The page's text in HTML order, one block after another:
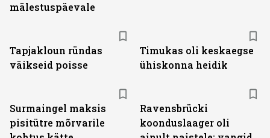
mälestuspäevale
Tapjakloun ründas
väikseid poisse
Timukas oli keskaegse
ühiskonna heidik
Surmaingel maksis
pisitütre mõrvarile
Ravensbrücki
koonduslaager oli